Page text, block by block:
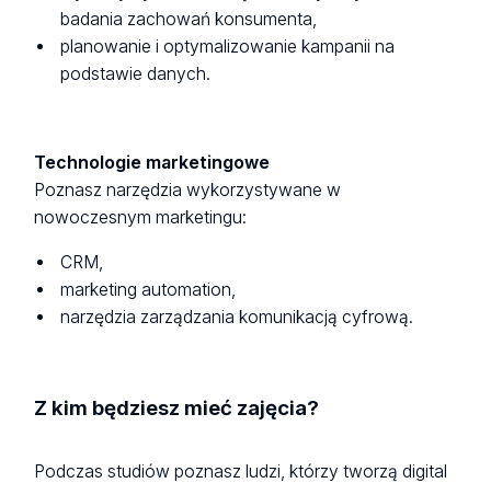
badania zachowań konsumenta,
planowanie i optymalizowanie kampanii na
podstawie danych.
Technologie marketingowe
Poznasz narzędzia wykorzystywane w
nowoczesnym marketingu:
CRM,
marketing automation,
narzędzia zarządzania komunikacją cyfrową.
Z kim będziesz mieć zajęcia?
Podczas studiów poznasz ludzi, którzy tworzą digital